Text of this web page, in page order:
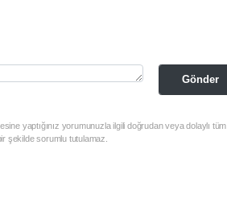
Gönder
yaptığınız yorumunuzla ilgili doğrudan veya dolaylı tüm
şekilde sorumlu tutulamaz.